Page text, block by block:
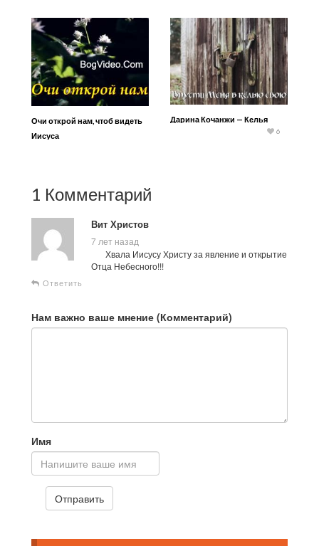
Очи открой нам, чтоб видеть
Иисуса
Дарина Кочанжи — Келья
6
1 Комментарий
Вит Христов
7 лет назад
Хвала Иисусу Христу за явление и открытие
Отца Небесного!!!
Ответить
Нам важно ваше мнение (Комментарий)
Имя